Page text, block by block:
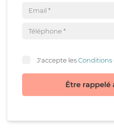
J'accepte lesConditions
Être